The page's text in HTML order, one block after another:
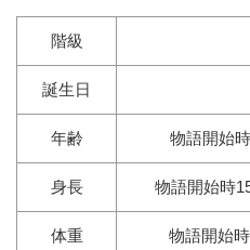
階級
誕生日
年齢 物語開始
身長 物語開始時
体重 物語開始